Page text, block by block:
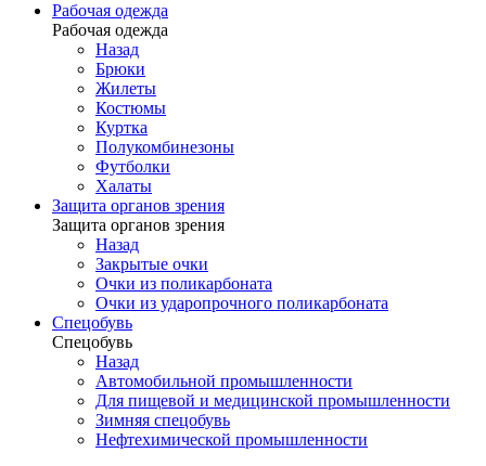
Рабочая одежда
Рабочая одежда
Назад
Брюки
Жилеты
Костюмы
Куртка
Полукомбинезоны
Футболки
Халаты
Защита органов зрения
Защита органов зрения
Назад
Закрытые очки
Очки из поликарбоната
Очки из ударопрочного поликарбоната
Спецобувь
Спецобувь
Назад
Автомобильной промышленности
Для пищевой и медицинской промышленности
Зимняя спецобувь
Нефтехимической промышленности